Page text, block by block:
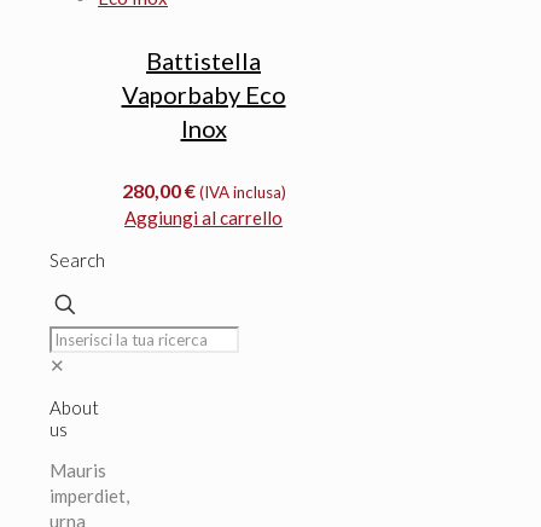
Battistella
Vaporbaby Eco
Inox
280,00€ (IVA inclusa)
Aggiungi al carrello
Search
✕
About
us
Mauris
imperdiet,
urna